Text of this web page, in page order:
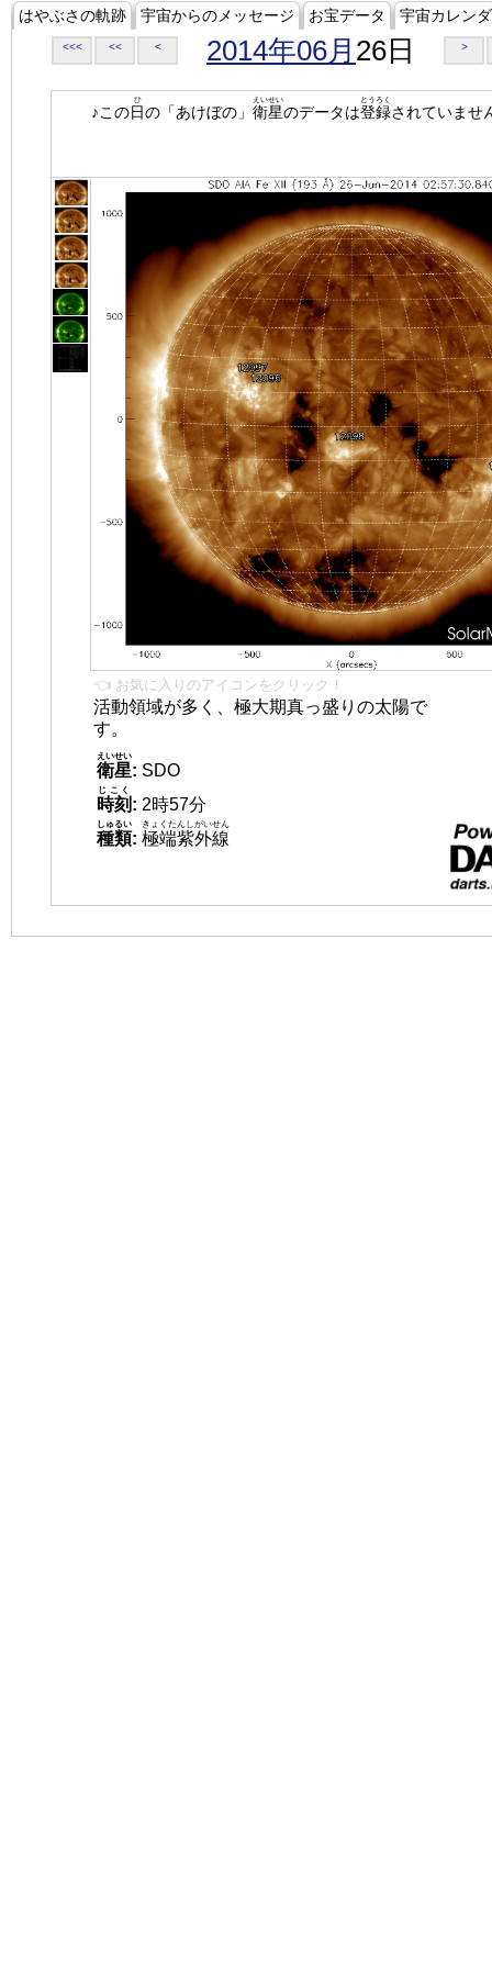
はやぶさの軌跡 宇宙からのメッセージ お宝データ 宇宙カレン
<<< << < 2014年06月 26日 >
♪この日
ひ
の「あけぼの」 衛星
えいせい
のデータは登録
とうろく
されていませ
👈 お気に入りのアイコンをクリック！
活動領域が多く、極大期真っ盛りの太陽で
す。
衛星
えいせい
: SDO
時刻
じこく
: 2時57分
種類
しゅるい
: 極端紫外線
きょくたんしがいせん